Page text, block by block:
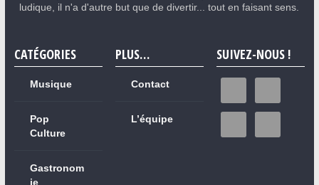
ludique, il n'a d'autre but que de divertir... tout en faisant sens.
CATÉGORIES
Musique
Pop
Culture
Gastronom
ie
PLUS…
Contact
L’équipe
SUIVEZ-NOUS !